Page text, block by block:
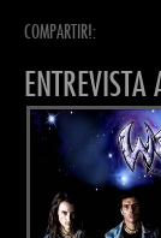
COMPARTIR!:
ENTREVISTA